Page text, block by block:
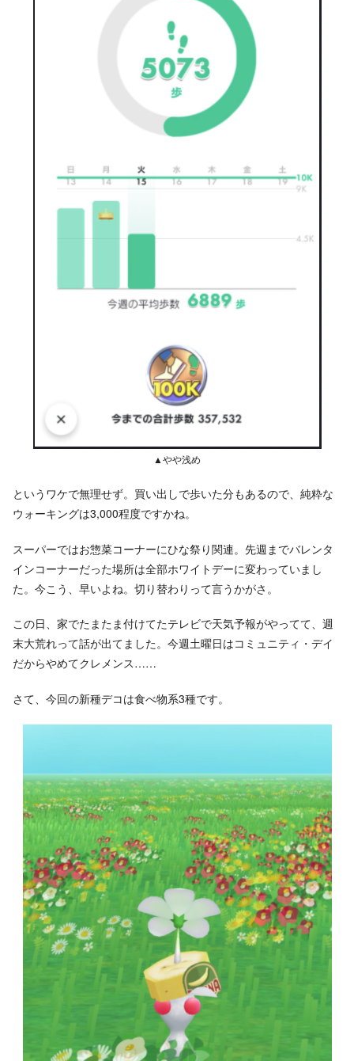
▲やや浅め
というワケで無理せず。買い出しで歩いた分もあるので、純粋な
ウォーキングは3,000程度ですかね。
スーパーではお惣菜コーナーにひな祭り関連。先週までバレンタ
インコーナーだった場所は全部ホワイトデーに変わっていまし
た。今こう、早いよね。切り替わりって言うかがさ。
この日、家でたまたま付けてたテレビで天気予報がやってて、週
末大荒れって話が出てました。今週土曜日はコミュニティ・デイ
だからやめてクレメンス……
さて、今回の新種デコは食べ物系3種です。